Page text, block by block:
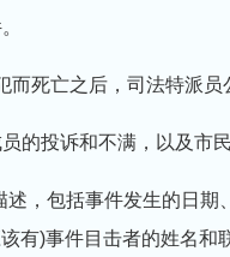
死亡之后，司法特派员
的投诉和不满，以及市
，包括事件发生的日期
有)事件目击者的姓名和